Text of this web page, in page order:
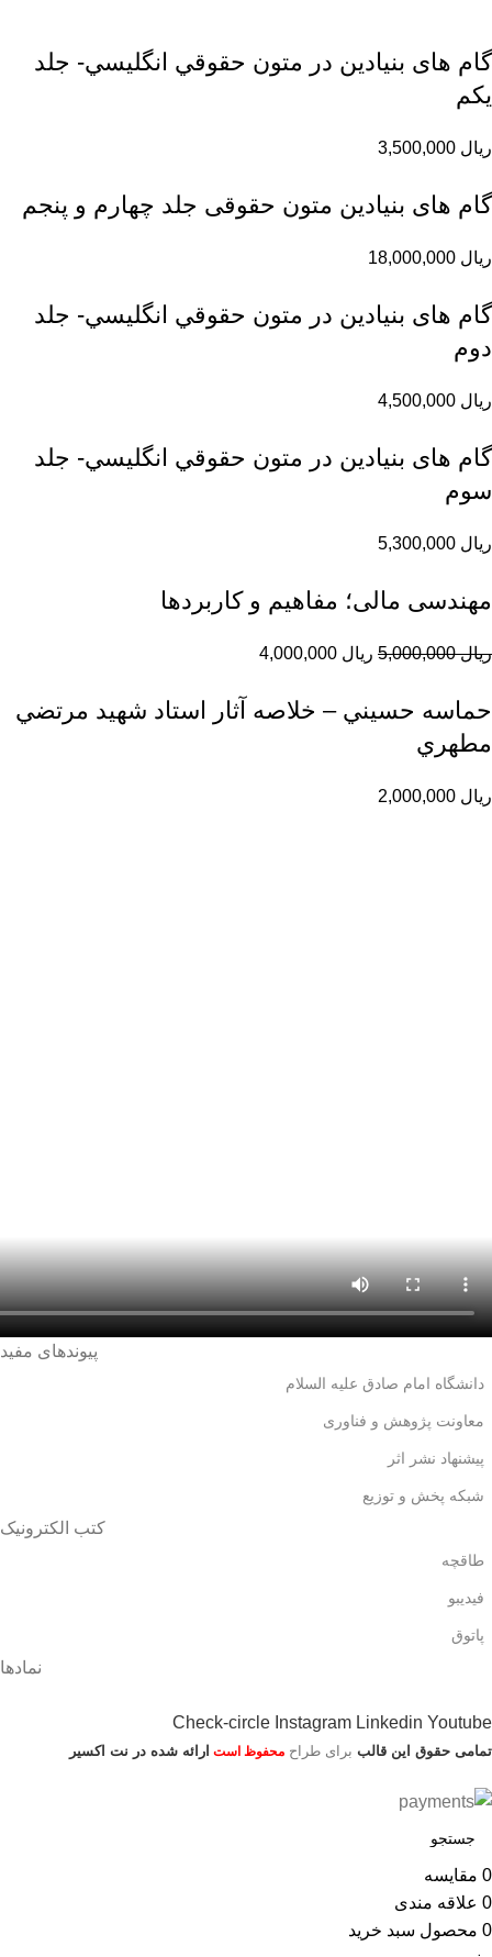
گام های بنیادین در متون حقوقي انگليسي- جلد
يكم
ریال
گام های بنیادین متون حقوقی جلد چهارم و پنجم
ریال
گام های بنیادین در متون حقوقي انگليسي- جلد
دوم
ریال
گام های بنیادین در متون حقوقي انگليسي- جلد
سوم
ریال
مهندسی مالی؛ مفاهیم و کاربردها
ریال5,000,000 ریال
حماسه حسيني – خلاصه آثار استاد شهيد مرتضي
مطهري
ریال
پیوندهای مفید
دانشگاه امام صادق علیه السلام
معاونت پژوهش و فناوری
پیشنهاد نشر اثر
شبکه پخش و توزیع
کتب الکترونیک
طاقچه
فیدیبو
پاتوق
نمادها
Check-circle Instagram Linkedin Youtube
تمامی حقوق این قالب برای طراح محفوظ است ارائه شده در نت اکسیر
0 مقایسه
0 علاقه مندی
0 محصول سبد خرید